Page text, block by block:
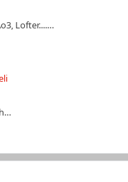
Lofter....…